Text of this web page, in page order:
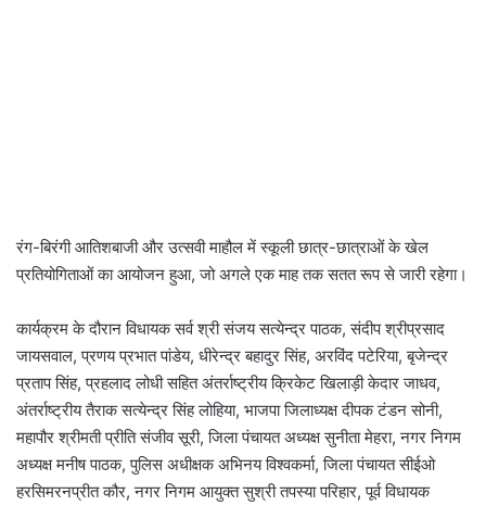
रंग-बिरंगी आतिशबाजी और उत्‍सवी माहौल में स्‍कूली छात्र-छात्राओं के खेल
प्रतियोगिताओं का आयोजन हुआ, जो अगले एक माह तक सतत रूप से जारी रहेगा।
कार्यक्रम के दौरान विधायक सर्व श्री संजय सत्येन्द्र पाठक, संदीप श्रीप्रसाद
जायसवाल, प्रणय प्रभात पांडेय, धीरेन्द्र बहादुर सिंह, अरविंद पटेरिया, बृजेन्द्र
प्रताप सिंह, प्रहलाद लोधी सहित अंतर्राष्‍ट्रीय क्रिकेट खिलाड़ी केदार जाधव,
अंतर्राष्ट्रीय तैराक सत्येन्द्र सिंह लोहिया, भाजपा जिलाध्यक्ष दीपक टंडन सोनी,
महापौर श्रीमती प्रीति संजीव सूरी, जिला पंचायत अध्यक्ष सुनीता मेहरा, नगर निगम
अध्यक्ष मनीष पाठक, पुलिस अधीक्षक अभिनय विश्वकर्मा, जिला पंचायत सीईओ
हरसिमरनप्रीत कौर, नगर निगम आयुक्त सुश्री तपस्या परिहार, पूर्व विधायक